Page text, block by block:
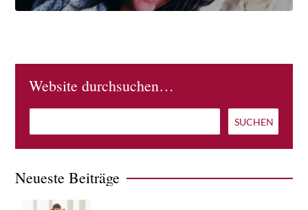
Website durchsuchen…
Neueste Beiträge